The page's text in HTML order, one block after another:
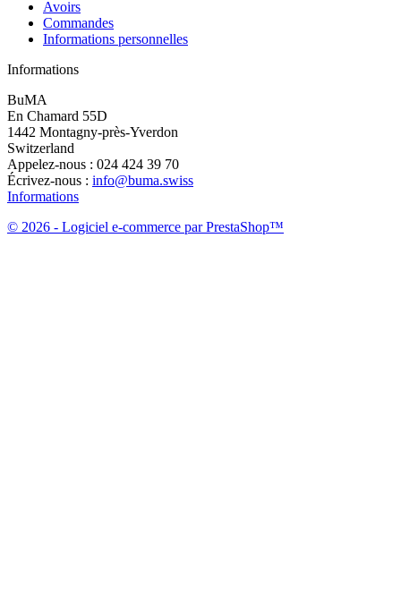
Avoirs
Commandes
Informations personnelles
Informations
BuMA
En Chamard 55D
1442 Montagny-près-Yverdon
Switzerland
Appelez-nous : 024 424 39 70
Écrivez-nous : info@buma.swiss
Informations
© 2026 - Logiciel e-commerce par PrestaShop™